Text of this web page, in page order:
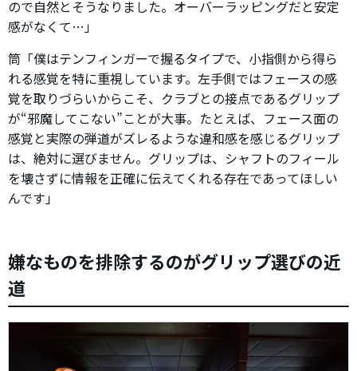
ので自然とそうなりました。オーバーラッピングだと安定
感がなくて…」
筒「僕はテンフィンガーで握るタイプで、小指側から得ら
れる感覚を特に重視しています。左手側ではフェースの感
覚を取りづらいからこそ、クラブとの接点であるグリップ
が“邪魔してこない”ことが大事。たとえば、フェース面の
感覚と実際の弾道がズレるような違和感を感じるグリップ
は、絶対に選びません。グリップは、シャフトのフィール
を壊さずに情報を正確に伝えてくれる存在であってほしい
んです」
嫌なものを排除するのがグリップ選びの近
道